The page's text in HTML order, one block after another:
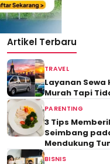
Artikel Terbaru
TRAVEL
Layanan
Murah Tapi
PARENTING
3 Tips
Seimbang
Mendukung
BISNIS